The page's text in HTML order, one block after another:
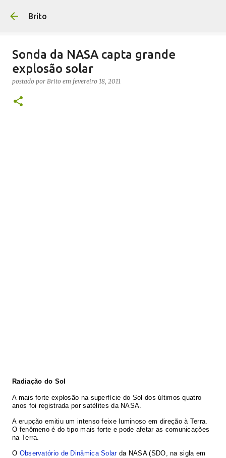
Brito
Sonda da NASA capta grande
explosão solar
postado por Brito em fevereiro 18, 2011
Radiação do Sol
A mais forte explosão na superfície do Sol dos últimos quatro
anos foi registrada por satélites da NASA.
A erupção emitiu um intenso feixe luminoso em direção à Terra.
O fenômeno é do tipo mais forte e pode afetar as comunicações
na Terra.
O Observatório de Dinâmica Solarda NASA (SDO, na sigla em